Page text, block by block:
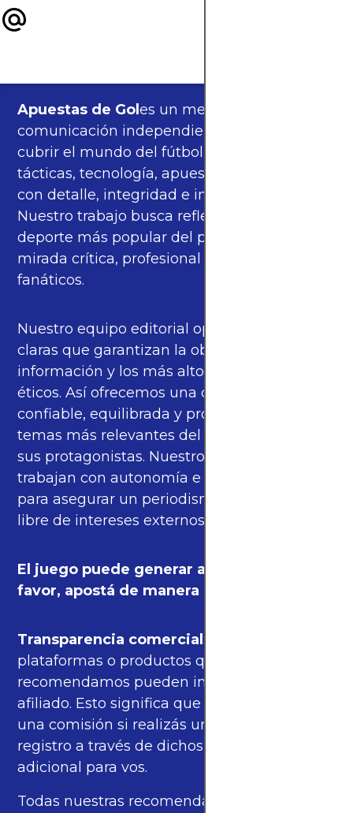
Apuestas de Goles un medio de
comunicación independiente, orgulloso de
cubrir el mundo del fútbol —partidos,
tácticas, tecnología, apuestas y cultura—
con detalle, integridad e imparcialidad.
Nuestro trabajo busca reflejar la pasión del
deporte más popular del planeta con una
mirada crítica, profesional y cercana a los
fanáticos.
Nuestro equipo editorial opera bajo pautas
claras que garantizan la objetividad de la
información y los más altos estándares
éticos. Así ofrecemos una cobertura
confiable, equilibrada y propia sobre los
temas más relevantes del fútbol mundial y
sus protagonistas. Nuestros periodistas
trabajan con autonomía e independencia
para asegurar un periodismo de calidad,
libre de intereses externos.
El juego puede generar adicción. Por
favor, apostá de manera responsable.
Transparencia comercial: algunas de las
plataformas o productos que
recomendamos pueden incluir enlaces de
afiliado. Esto significa que podríamos recibir
una comisión si realizás una compra o
registro a través de dichos enlaces, sin costo
adicional para vos.
Todas nuestras recomendaciones se basan